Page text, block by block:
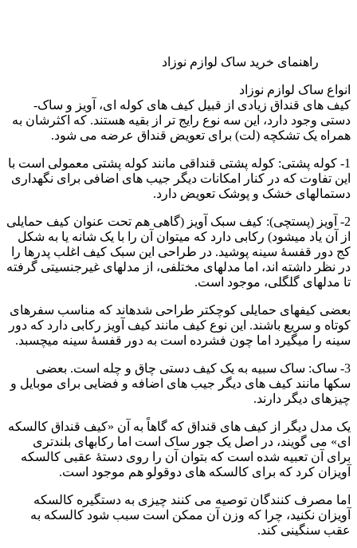
راهنمای خرید ساک لوازم نوزاد
انواع ساک لوازم نوزاد
کیف­ های قنداق زیادی از قبیل کیف ­های کوله ­ای، آویز و ساک­
دستی وجود دارد، این سه نوع رایج ­تر از بقیه هستند. که اکثرشان به
همراه یک تشکچه (لت) برای تعویض قنداق عرضه می ­شود.
1- کوله­ پشتی: کوله­ پشتی­ قنداقی مانند کوله­ پشتی­ معمولی است با
این تفاوت که در کنار امکانات دیگر جیب­ های اضافی برای نگه­داری
دستمال­های خشک و پوشک تعویض دارد.
2- آویز (پستچی): کیف سبک آویز (گاهی هم تحت عنوان کیف­ حمایلی
از آن یاد می­شود) رکابی دارد که می­توان آن را با یک شانه یا به شکل
کج دور قفسۀ سینه پوشید. در طراحی این سبک کیف اغلب پدر­ها را
در نظر داشته ­اند، اما مدل­های مختلفی، از مدل­های غیرجنسیتی گرفته
تا مدل­های گل­گلی، موجود است.
بعضی کیف­های حمایلی کوچکتر طراحی شده­اند که مناسب سفر­های
کوتاه و سریع باشند. این نوع کیف­ مانند کیف آویز رکابی دارد که دور
سینه را می­گیرد اما چون فشرده است به دور قفسۀ سینه می­چسبد.
3- ساک: ساک سبیه به یک کیف دستی چاق و چله است. بعضی
سکها مانند کیف های دیگر جیب های اضافه و فضایی برای موبایل و
چیزهای دیگر دارند.
یک مدل دیگر از کیف­ های قنداق که گاهاً به آن «کیف قنداق کالسکه
­ای» می ­­گویند، در اصل یک جور ساک است اما رکاب­های بلندتری
برای آن تعبیه شده است که بتوان آن را روی دستۀ عقبی کالسکه
آویزان کرد که برای کالسکه ­های دوقولو هم موجود است.
اما مصرف­ کنندگان توصیه­ می­ کنند چیزی به دستگیره کالسکه
آویزان نکنید، چرا که وزن آن ممکن است سبب شود کالسکه به
عقب سنگینی کند.